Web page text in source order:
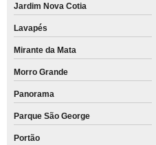
Jardim Nova Cotia
Lavapés
Mirante da Mata
Morro Grande
Panorama
Parque São George
Portão